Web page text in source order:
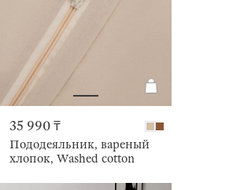
35 990 ₸
Пододеяльник, вареный
хлопок, Washed cotton